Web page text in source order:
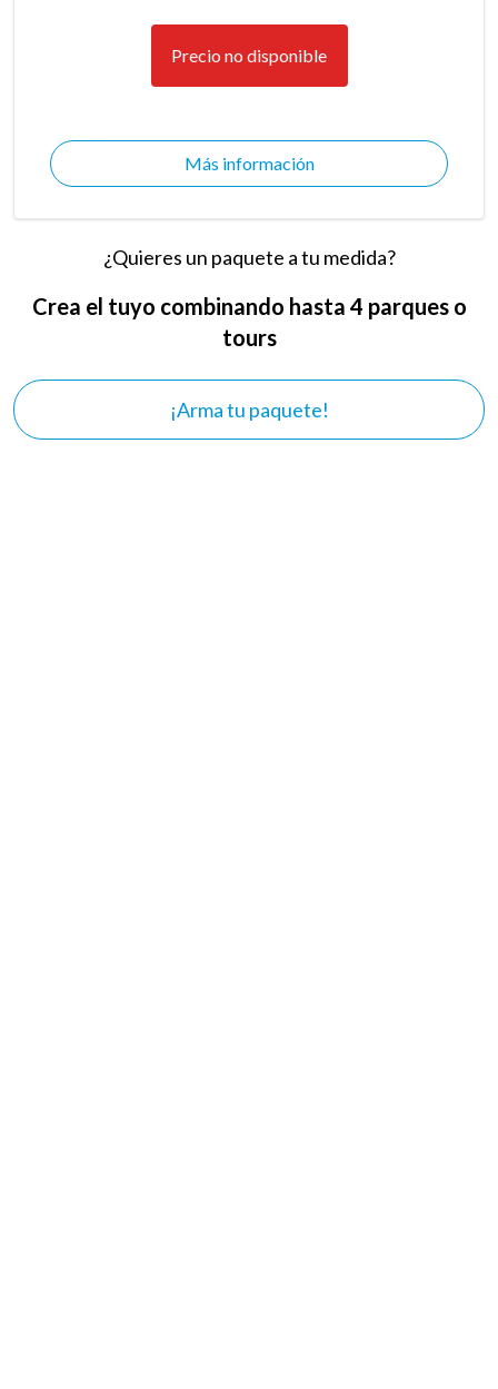
Precio no disponible
Más información
¿Quieres un paquete a tu medida?
Crea el tuyo combinando hasta 4 parques o
tours
¡Arma tu paquete!